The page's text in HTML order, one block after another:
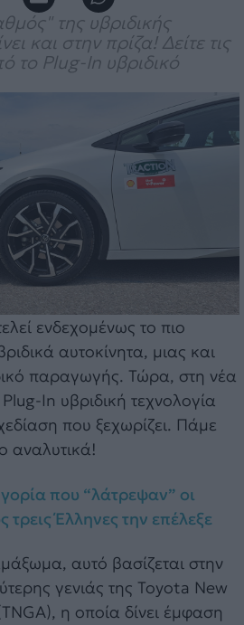
της υβριδικής
και στην πρίζα! Δείτε τις
το Plug-In υβριδικό
ενδεχομένως το πιο
αυτοκίνητα, μιας και
παραγωγής. Τώρα, στη νέα
In υβριδική τεχνολογία
που ξεχωρίζει. Πάμε
αναλυτικά!
που “λάτρεψαν” οι
τρεις Έλληνες την επέλεξε
αυτό βασίζεται στην
γενιάς της Toyota New
η οποία δίνει έμφαση